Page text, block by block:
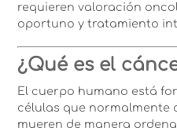
requieren valoración
oportuno y tratamiento
¿Qué es el
El cuerpo humano está
células que normalmente
mueren de manera